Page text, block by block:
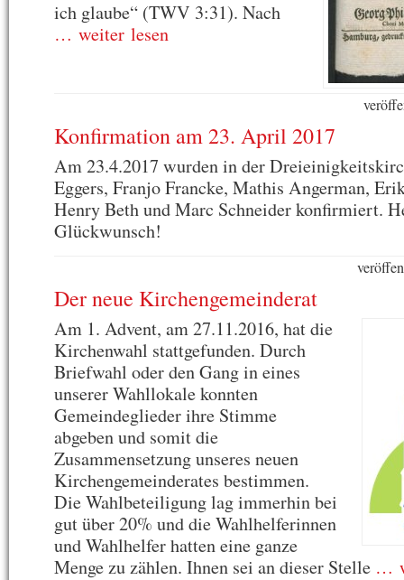
ich glaube“ (TWV 3:31). Nach
… weiter lesen
Konfirmation am 23. April 2017
Am 23.4.2017 wurden in der
Eggers, Franjo Francke, Mathis Angerman,
Henry Beth und Marc Schneider konfirmiert.
Glückwunsch!
Der neue Kirchengemeinderat
Am 1. Advent, am 27.11.2016, hat die
Kirchenwahl stattgefunden. Durch
Briefwahl oder den Gang in eines
unserer Wahllokale konnten
Gemeindeglieder ihre Stimme
abgeben und somit die
Zusammensetzung unseres neuen
Kirchengemeinderates bestimmen.
Die Wahlbeteiligung lag immerhin bei
gut über 20% und die Wahlhelferinnen
und Wahlhelfer hatten eine ganze
Menge zu zählen. Ihnen sei an dieser Stelle …